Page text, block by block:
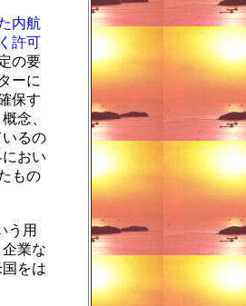
内航
許可
の要
ーに
保す
念、
るの
おい
もの
う用
業な
をは